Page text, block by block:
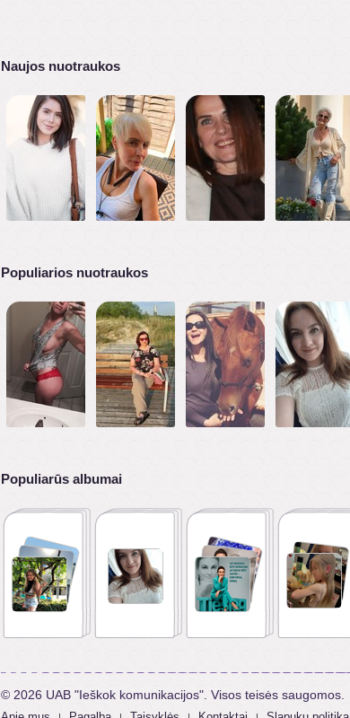
Naujos nuotraukos
Populiarios nuotraukos
Populiarūs albumai
© 2026 UAB "Ieškok komunikacijos". Visos teisės saugomos.